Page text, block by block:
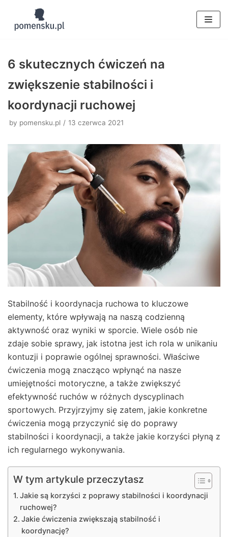
Skocz
6 skutecznych ćwiczeń na
zwiększenie stabilności i
koordynacji ruchowej
by pomensku.pl 13 czerwca 2021
Stabilność i koordynacja ruchowa to kluczowe
elementy, które wpływają na naszą codzienną
aktywność oraz wyniki w sporcie. Wiele osób nie
zdaje sobie sprawy, jak istotna jest ich rola w unikaniu
kontuzji i poprawie ogólnej sprawności. Właściwe
ćwiczenia mogą znacząco wpłynąć na nasze
umiejętności motoryczne, a także zwiększyć
efektywność ruchów w różnych dyscyplinach
sportowych. Przyjrzyjmy się zatem, jakie konkretne
ćwiczenia mogą przyczynić się do poprawy
stabilności i koordynacji, a także jakie korzyści płyną z
ich regularnego wykonywania.
W tym artykule przeczytasz
Jakie są korzyści z poprawy stabilności i koordynacji
ruchowej?
Jakie ćwiczenia zwiększają stabilność i
koordynację?